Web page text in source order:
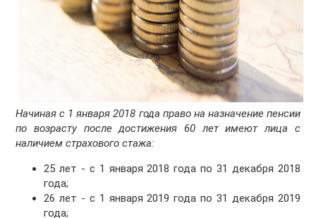
Начиная с 1 января 2018 года право на назначение пенсии
по возрасту после достижения 60 лет имеют лица с
наличием страхового стажа:
25 лет - с 1 января 2018 года по 31 декабря 2018
года;
26 лет - с 1 января 2019 года по 31 декабря 2019
года;